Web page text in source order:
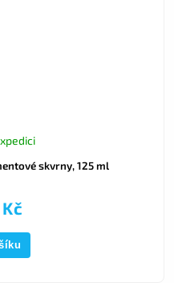
skvrny, 125 ml